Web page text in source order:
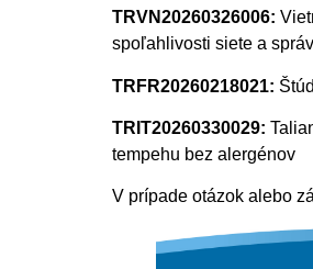
TRVN20260326006:
spoľahlivosti siete a
TRFR20260218021:
TRIT20260330029:
tempehu bez alergénov
V prípade otázok alebo